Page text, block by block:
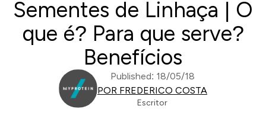
Sementes de Linhaça | O
que é? Para que serve?
Benefícios
Published: 18/05/18
POR FREDERICO COSTA
Escritor